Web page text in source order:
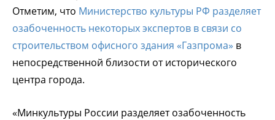
Отметим, что Министерство культуры РФ разделяет
озабоченность некоторых экспертов в связи со
строительством офисного здания «Газпрома» в
непосредственной близости от исторического
центра города.
«Минкультуры России разделяет озабоченность